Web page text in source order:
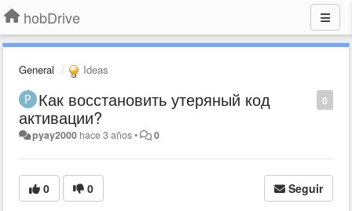
hobDrive
General Ideas
0
Как восстановить утеряный код
активации?
pyay2000 hace 3 años• 0
0 0 Seguir